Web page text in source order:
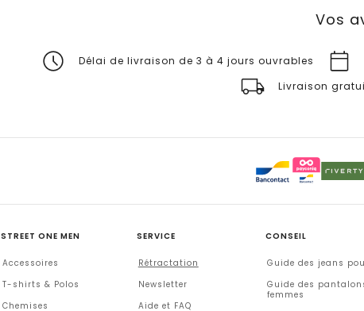
Vos
Délai de livraison de 3 à 4 jours ouvrables
Livraison
STREET ONE MEN
Accessoires
T-shirts & Polos
Chemises
SERVICE
Rétractation
Newsletter
Aide et FAQ
CONSEIL
Guide des jeans
Guide des
femmes